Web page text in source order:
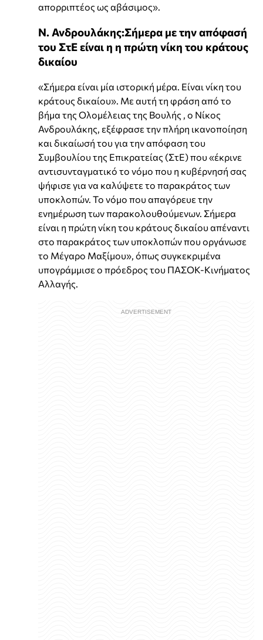
απορριπτέος ως αβάσιμος».
Ν. Ανδρουλάκης:Σήμερα με την απόφασή
του ΣτΕ είναι η η πρώτη νίκη του κράτους
δικαίου
«Σήμερα είναι μία ιστορική μέρα. Είναι νίκη του
κράτους δικαίου». Με αυτή τη φράση από το
βήμα της Ολομέλειας της Βουλής , ο Νίκος
Ανδρουλάκης, εξέφρασε την πλήρη ικανοποίηση
και δικαίωσή του για την απόφαση του
Συμβουλίου της Επικρατείας (ΣτΕ) που «έκρινε
αντισυνταγματικό το νόμο που η κυβέρνησή σας
ψήφισε για να καλύψετε το παρακράτος των
υποκλοπών. Το νόμο που απαγόρευε την
ενημέρωση των παρακολουθούμενων. Σήμερα
είναι η πρώτη νίκη του κράτους δικαίου απέναντι
στο παρακράτος των υποκλοπών που οργάνωσε
το Μέγαρο Μαξίμου», όπως συγκεκριμένα
υπογράμμισε ο πρόεδρος του ΠΑΣΟΚ-Κινήματος
Αλλαγής.